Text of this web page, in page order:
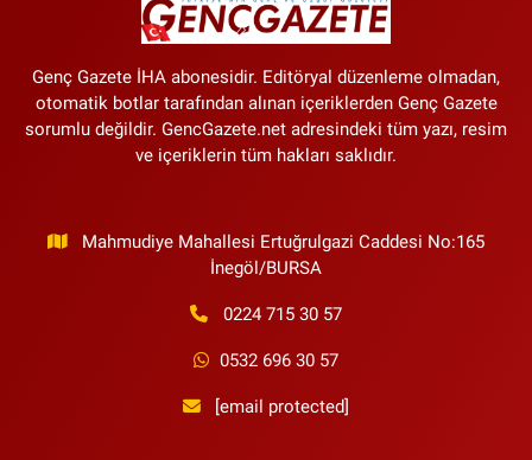
Genç Gazete İHA abonesidir. Editöryal düzenleme olmadan,
otomatik botlar tarafından alınan içeriklerden Genç Gazete
sorumlu değildir. GencGazete.net adresindeki tüm yazı, resim
ve içeriklerin tüm hakları saklıdır.
Mahmudiye Mahallesi Ertuğrulgazi Caddesi No:165
İnegöl/BURSA
0224 715 30 57
0532 696 30 57
[email protected]